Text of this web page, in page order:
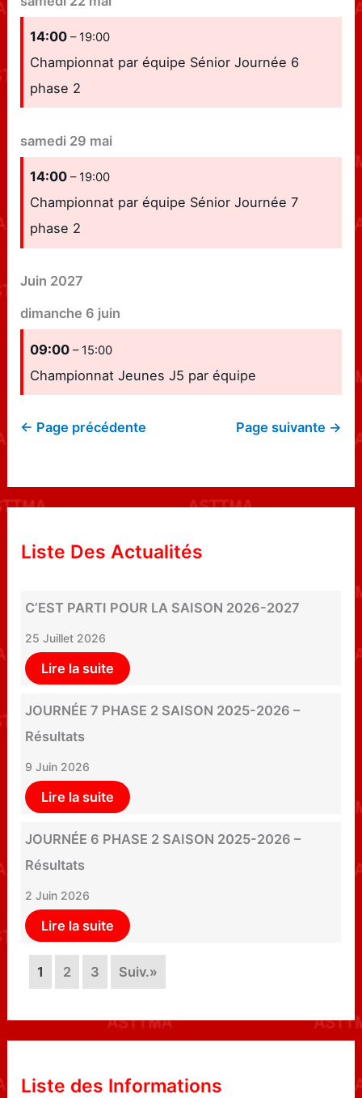
14:00– 19:00
Championnat par équipe Sénior Journée 6
phase 2
samedi 29 mai
14:00– 19:00
Championnat par équipe Sénior Journée 7
phase 2
Juin 2027
dimanche 6 juin
09:00– 15:00
Championnat Jeunes J5 par équipe
← Page précédente Page suivante →
Liste Des Actualités
C’EST PARTI POUR LA SAISON 2026-2027
25 Juillet 2026
Lire la suite
JOURNÉE 7 PHASE 2 SAISON 2025-2026 –
Résultats
9 Juin 2026
Lire la suite
JOURNÉE 6 PHASE 2 SAISON 2025-2026 –
Résultats
2 Juin 2026
Lire la suite
1 2 3 Suiv.»
Liste des Informations